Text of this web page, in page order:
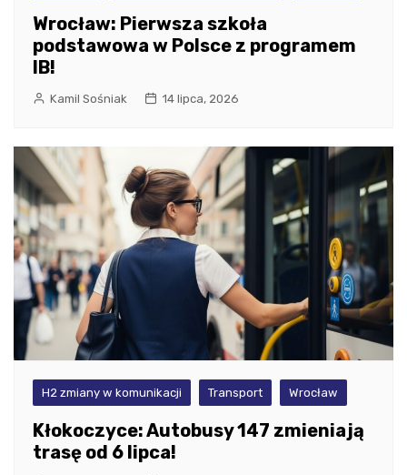
Wrocław: Pierwsza szkoła
podstawowa w Polsce z programem
IB!
Kamil Sośniak 14 lipca, 2026
H2 zmiany w komunikacji Transport Wrocław
Kłokoczyce: Autobusy 147 zmieniają
trasę od 6 lipca!